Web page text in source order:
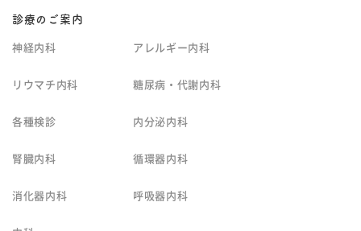
診療のご案内
神経内科 アレルギー内科
リウマチ内科 糖尿病・代謝内科
各種検診 内分泌内科
腎臓内科 循環器内科
消化器内科 呼吸器内科